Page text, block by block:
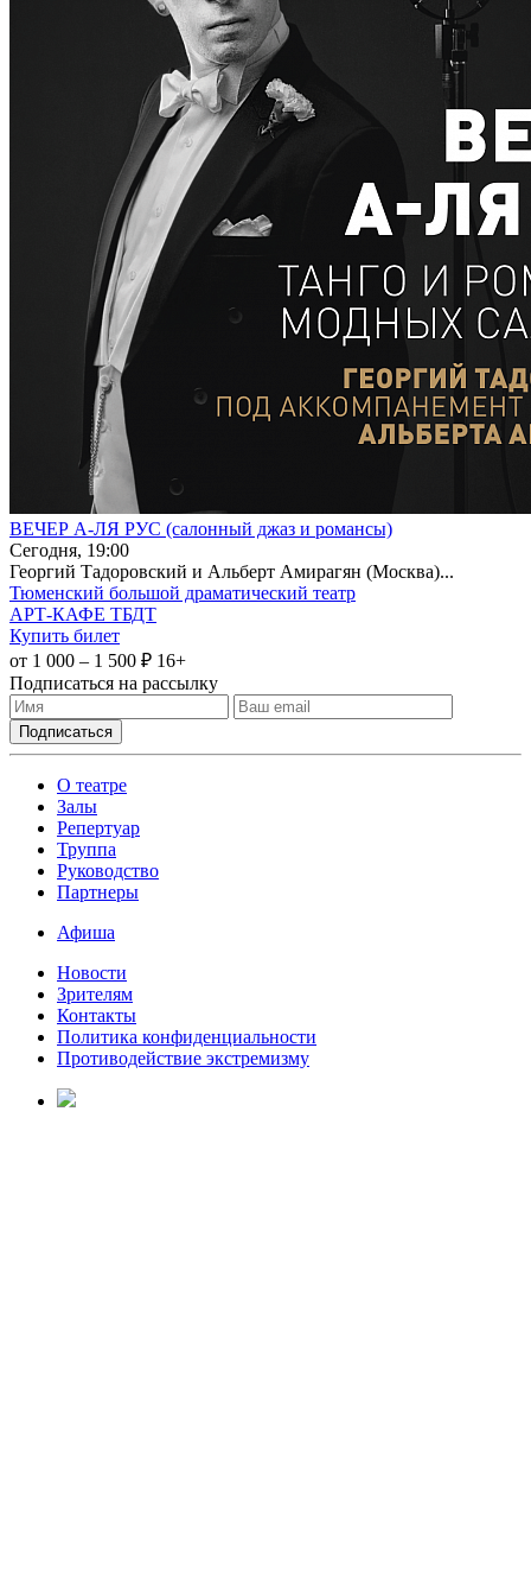
ВЕЧЕР А-ЛЯ РУС (салонный джаз и романсы)
Сегодня, 19:00
Георгий Тадоровский и Альберт Амирагян (Москва)...
Тюменский большой драматический театр
АРТ-КАФЕ ТБДТ
Купить билет
от 1 000 – 1 500 ₽ 16+
Подписаться на рассылку
О театре
Залы
Репертуар
Труппа
Руководство
Партнеры
Афиша
Новости
Зрителям
Контакты
Политика конфиденциальности
Противодействие экстремизму